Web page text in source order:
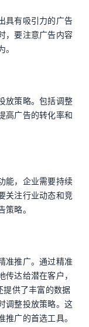
具有吸引力的广告
，要注意广告内容
放策略。包括调整
高广告的转化率和
能，企业需要持续
关注行业动态和竞
略。
准推广。通过精准
达给潜在客户，
提供了丰富的数据
调整投放策略。这
广的首选工具。